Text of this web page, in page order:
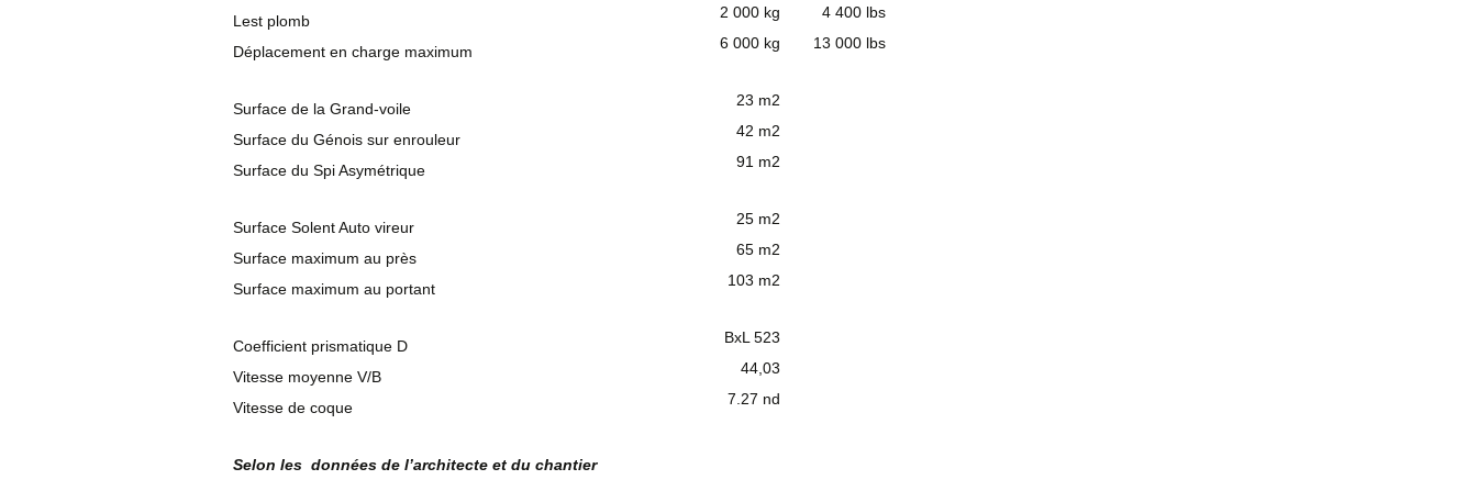
Lest plomb
Déplacement en charge maximum
Surface de la Grand-voile
Surface du Génois sur enrouleur
Surface du Spi Asymétrique
Surface Solent Auto vireur
Surface maximum au près
Surface maximum au portant
Coefficient prismatique D
Vitesse moyenne V/B
Vitesse de coque
Selon les données de l’architecte et du chantier
2 000 kg
6 000 kg
23 m2
42 m2
91 m2
25 m2
65 m2
103 m2
BxL 523
44,03
7.27 nd
4 400 lbs
13 000 lbs